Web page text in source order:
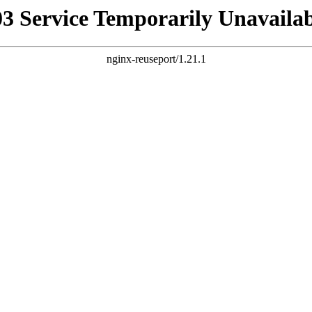
Service Temporarily
nginx-reuseport/1.21.1